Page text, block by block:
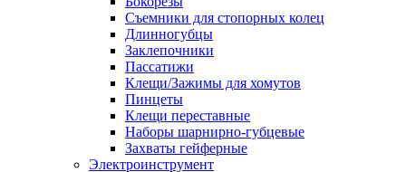
Съемники для стопорных колец
Длинногубцы
Заклепочники
Пассатижи
Клещи/Зажимы для хомутов
Пинцеты
Клещи переставные
Наборы шарнирно-губцевые
Захваты гейферные
Электроинструмент